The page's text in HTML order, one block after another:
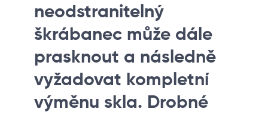
neodstranitelný
škrábanec může dále
prasknout a následně
vyžadovat kompletní
výměnu skla. Drobné